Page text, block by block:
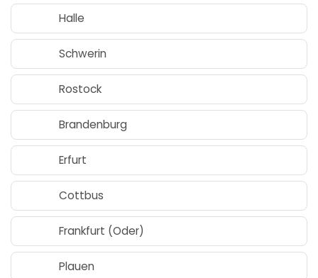
Halle
Schwerin
Rostock
Brandenburg
Erfurt
Cottbus
Frankfurt (Oder)
Plauen